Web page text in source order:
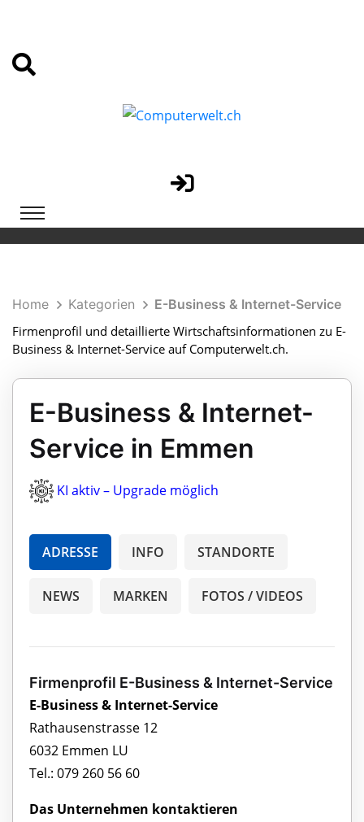
Home Kategorien
E-Business & Internet-Service
Firmenprofil und detaillierte Wirtschaftsinformationen zu E-
Business & Internet-Service auf Computerwelt.ch.
E-Business & Internet-
Service in Emmen
KI aktiv – Upgrade möglich
ADRESSE INFO STANDORTE
NEWS MARKEN FOTOS / VIDEOS
Firmenprofil E-Business & Internet-Service
E-Business & Internet-Service
Rathausenstrasse 12
6032 Emmen LU
Tel.: 079 260 56 60
Das Unternehmen kontaktieren